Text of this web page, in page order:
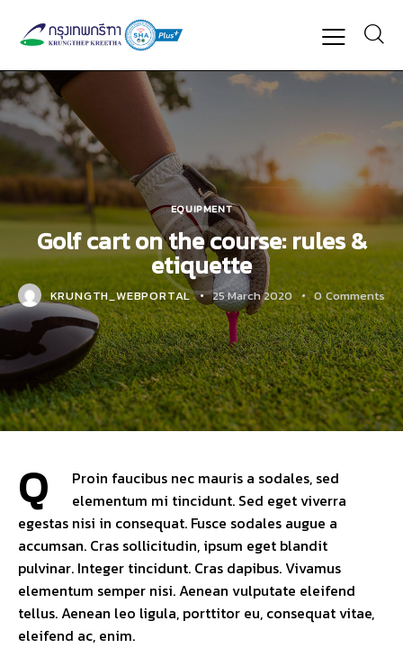
EQUIPMENT
Golf cart on the course: rules &
etiquette
KRUNGTH_WEBPORTAL 25 March 2020 0 Comments
Q
Proin faucibus nec mauris a sodales, sed
elementum mi tincidunt. Sed eget viverra
egestas nisi in consequat. Fusce sodales augue a
accumsan. Cras sollicitudin, ipsum eget blandit
pulvinar. Integer tincidunt. Cras dapibus. Vivamus
elementum semper nisi. Aenean vulputate eleifend
tellus. Aenean leo ligula, porttitor eu, consequat vitae,
eleifend ac, enim.